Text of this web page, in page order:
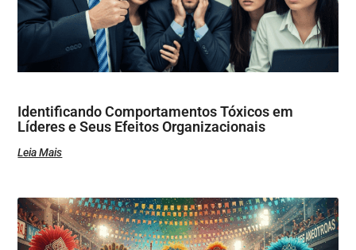
Identificando Comportamentos Tóxicos em
Líderes e Seus Efeitos Organizacionais
Leia Mais